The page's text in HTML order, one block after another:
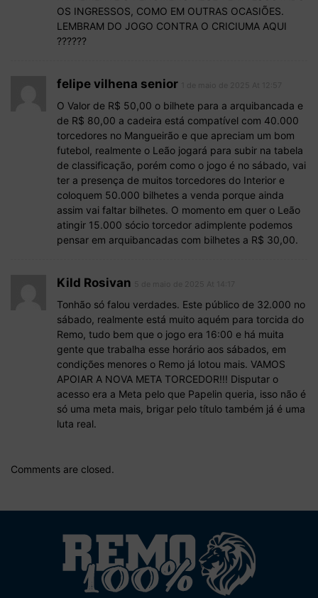
OS INGRESSOS, COMO EM OUTRAS OCASIÕES.
LEMBRAM DO JOGO CONTRA O CRICIUMA AQUI
??????
felipe vilhena senior
O Valor de R$ 50,00 o bilhete para a arquibancada e
de R$ 80,00 a cadeira está compatível com 40.000
torcedores no Mangueirão e que apreciam um bom
futebol, realmente o Leão jogará para subir na tabela
de classificação, porém como o jogo é no sábado, vai
ter a presença de muitos torcedores do Interior e
coloquem 50.000 bilhetes a venda porque ainda
assim vai faltar bilhetes. O momento em quer o Leão
atingir 15.000 sócio torcedor adimplente podemos
pensar em arquibancadas com bilhetes a R$ 30,00.
Kild Rosivan
Tonhão só falou verdades. Este público de 32.000 no
sábado, realmente está muito aquém para torcida do
Remo, tudo bem que o jogo era 16:00 e há muita
gente que trabalha esse horário aos sábados, em
condições menores o Remo já lotou mais. VAMOS
APOIAR A NOVA META TORCEDOR!!! Disputar o
acesso era a Meta pelo que Papelin queria, isso não é
só uma meta mais, brigar pelo título também já é uma
luta real.
Comments are closed.